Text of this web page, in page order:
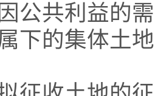
公共利益的
下的集体土